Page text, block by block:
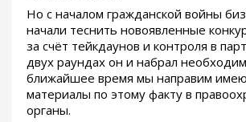
Но с началом гражданской войны
начали теснить новоявленные
за счёт тейкдаунов и контроля в
двух раундах он и набрал
ближайшее время мы направим
материалы по этому факту в
органы.